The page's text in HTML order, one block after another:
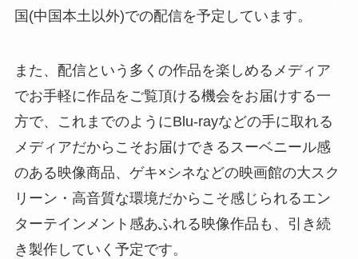
国(中国本土以外)での配信を予定しています。
また、配信という多くの作品を楽しめるメディア
でお手軽に作品をご覧頂ける機会をお届けする一
方で、これまでのようにBlu-rayなどの手に取れる
メディアだからこそお届けできるスーベニール感
のある映像商品、ゲキ×シネなどの映画館の大スク
リーン・高音質な環境だからこそ感じられるエン
ターテインメント感あふれる映像作品も、引き続
き製作していく予定です。